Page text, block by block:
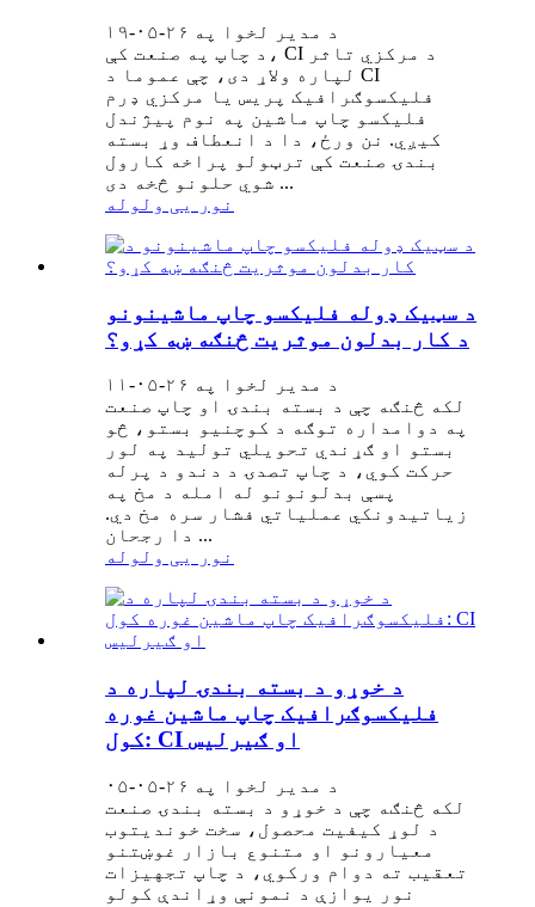
د مدیر لخوا په ۲۶-۰۵-۱۹
د چاپ په صنعت کې، CI د مرکزي تاثر
لپاره ولاړ دی، چې عموما د CI
فلیکسوګرافیک پریس یا مرکزي ډرم
فلیکسو چاپ ماشین په نوم پیژندل
کیږي. نن ورځ، دا د انعطاف وړ بسته
بندۍ صنعت کې ترټولو پراخه کارول
شوي حلونو څخه دی ...
نور یی ولوله
د سټیک ډوله فلیکسو چاپ ماشینونو
د کار بدلون موثریت څنګه ښه کړو؟
د مدیر لخوا په ۲۶-۰۵-۱۱
لکه څنګه چې د بسته بندۍ او چاپ صنعت
په دوامداره توګه د کوچنيو بستو، څو
بستو او ګړندي تحویلي تولید په لور
حرکت کوي، د چاپ تصدۍ د دندو د پرله
پسې بدلونونو له امله د مخ په
زیاتیدونکي عملیاتي فشار سره مخ دي.
دا رجحان ...
نور یی ولوله
د خوړو د بسته بندۍ لپاره د
فلیکسوګرافیک چاپ ماشین غوره
کول: CI او ګیرلیس
د مدیر لخوا په ۲۶-۰۵-۰۵
لکه څنګه چې د خوړو د بسته بندۍ صنعت
د لوړ کیفیت محصول، سخت خوندیتوب
معیارونو او متنوع بازار غوښتنو
تعقیب ته دوام ورکوي، د چاپ تجهیزات
نور یوازې د نمونې وړاندې کولو